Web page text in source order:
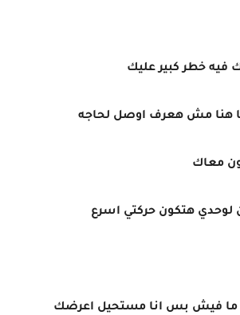
فيه خطر كبير عليك
هنا مش هعرف اوصل لحاجه
معاك
لوحدي هتكون حركتي اسرع
ما فيش بس انا مستحيل اعرضك